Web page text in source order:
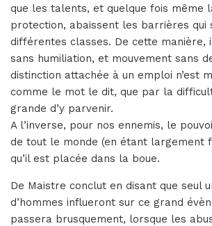
que les talents, et quelque fois même
protection, abaissent les barrières qui
différentes classes. De cette manière,
sans humiliation, et mouvement sans
distinction attachée à un emploi n’est
comme le mot le dit, que par la
grande d’y parvenir.
A l’inverse, pour nos ennemis, le
de tout le monde (en étant largement
qu’il est placée dans la boue.
De Maistre conclut en disant que seul
d’hommes influeront sur ce grand
passera brusquement, lorsque les